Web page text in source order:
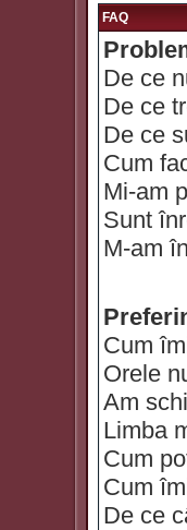
FAQ
De ce
De ce
De ce
Cum
Mi-am
Sunt
M-am
Cum
Orele
Am
Limba
Cum
Cum
De ce